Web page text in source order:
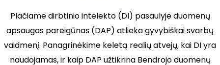
Plačiame dirbtinio intelekto (DI) pasaulyje duomenų
apsaugos pareigūnas (DAP) atlieka gyvybiškai svarbų
vaidmenį. Panagrinėkime keletą realių atvejų, kai DI yra
naudojamas, ir kaip DAP užtikrina Bendrojo duomenų